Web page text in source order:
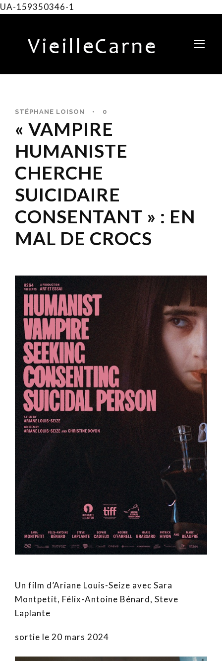
UA-159350346-1
STÉPHANE LOISON • 0
« VAMPIRE
HUMANISTE
CHERCHE
SUICIDAIRE
CONSENTANT » : EN
MAL DE CROCS
Un film d’Ariane Louis-Seize avec Sara
Montpetit, Félix-Antoine Bénard, Steve
Laplante
sortie le 20 mars 2024